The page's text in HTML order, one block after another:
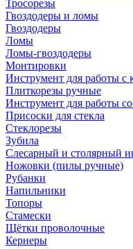
Тросорезы
Гвоздодеры и ломы
Гвоздодеры
Ломы
Ломы-гвоздодеры
Монтировки
Инструмент для работы с
Плиткорезы ручные
Инструмент для работы
Присоски для стекла
Стеклорезы
Зубила
Слесарный и столярный
Ножовки (пилы ручные)
Рубанки
Напильники
Топоры
Стамески
Щётки проволочные
Кернеры